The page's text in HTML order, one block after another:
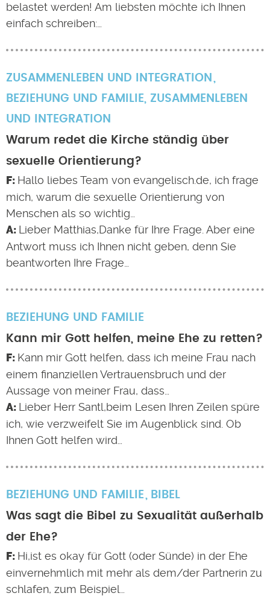
belastet werden! Am liebsten möchte ich Ihnen
einfach schreiben:…
ZUSAMMENLEBEN UND INTEGRATION
BEZIEHUNG UND FAMILIE, ZUSAMMENLEBEN
UND INTEGRATION
Warum redet die Kirche ständig über
sexuelle Orientierung?
Hallo liebes Team von evangelisch.de, ich frage
mich, warum die sexuelle Orientierung von
Menschen als so wichtig…
Lieber Matthias,Danke für Ihre Frage. Aber eine
Antwort muss ich Ihnen nicht geben, denn Sie
beantworten Ihre Frage…
BEZIEHUNG UND FAMILIE
Kann mir Gott helfen, meine Ehe zu retten?
Kann mir Gott helfen, dass ich meine Frau nach
einem finanziellen Vertrauensbruch und der
Aussage von meiner Frau, dass…
Lieber Herr Santl,beim Lesen Ihren Zeilen spüre
ich, wie verzweifelt Sie im Augenblick sind. Ob
Ihnen Gott helfen wird…
BEZIEHUNG UND FAMILIE
BIBEL
Was sagt die Bibel zu Sexualität außerhalb
der Ehe?
Hi,ist es okay für Gott (oder Sünde) in der Ehe
einvernehmlich mit mehr als dem/der Partnerin zu
schlafen, zum Beispiel…